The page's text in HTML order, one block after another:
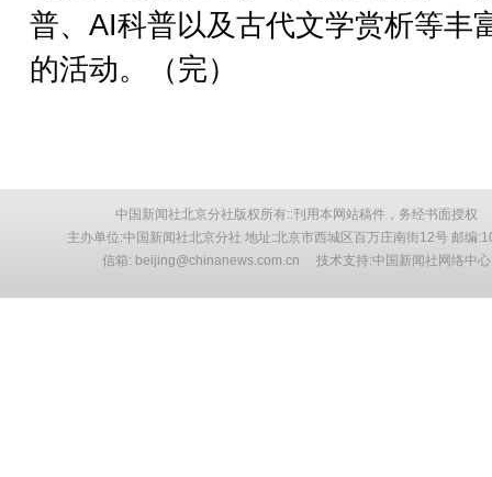
普、AI科普以及古代文学赏析等丰
的活动。（完）
中国新闻社北京分社版权所有::刊用本网站稿件，务经书面授权
主办单位:中国新闻社北京分社 地址:北京市西城区百万庄南街12号 邮编
信箱: beijing@chinanews.com.cn 技术支持:中国新闻社网络中心